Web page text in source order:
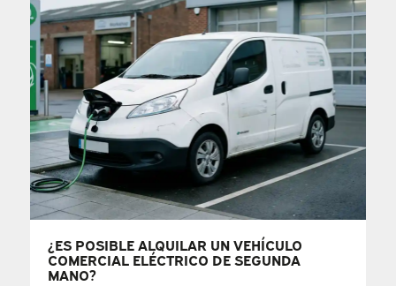
¿ES POSIBLE ALQUILAR UN VEHÍCULO
COMERCIAL ELÉCTRICO DE SEGUNDA
MANO?